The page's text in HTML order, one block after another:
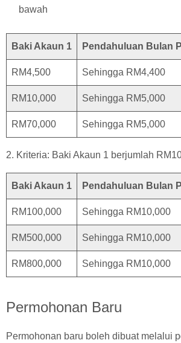
bawah
Baki Akaun 1 Pendahuluan Bulan
RM4,500 Sehingga RM4,400
RM10,000 Sehingga RM5,000
RM70,000 Sehingga RM5,000
2. Kriteria: Baki Akaun 1 berjumlah
Baki Akaun 1 Pendahuluan Bulan
RM100,000 Sehingga RM10,000
RM500,000 Sehingga RM10,000
RM800,000 Sehingga RM10,000
Permohonan Baru
Permohonan baru boleh dibuat melalui